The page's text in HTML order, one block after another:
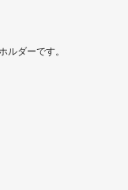
ルダーです。